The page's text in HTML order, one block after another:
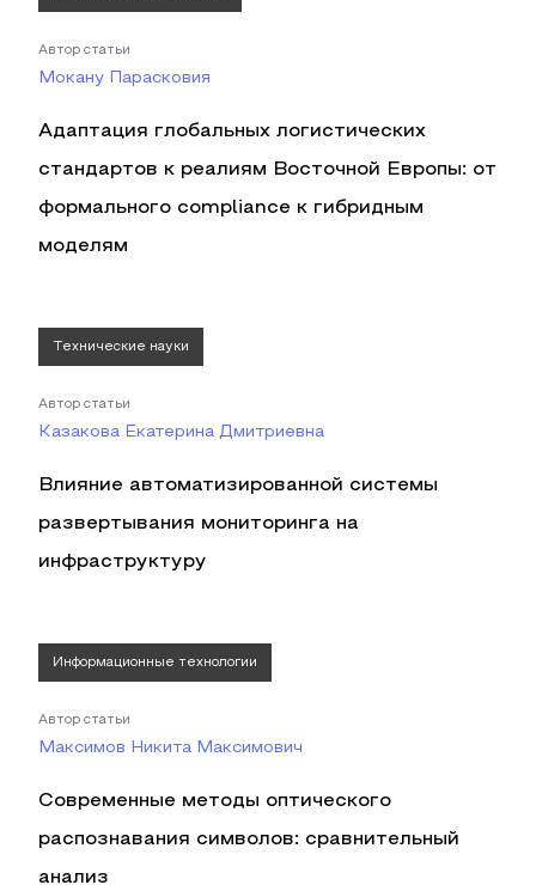
Автор статьи
Мокану Парасковия
Адаптация глобальных логистических
стандартов к реалиям Восточной Европы: от
формального compliance к гибридным
моделям
Технические науки
Автор статьи
Казакова Екатерина Дмитриевна
Влияние автоматизированной системы
развертывания мониторинга на
инфраструктуру
Информационные технологии
Автор статьи
Максимов Никита Максимович
Современные методы оптического
распознавания символов: сравнительный
анализ